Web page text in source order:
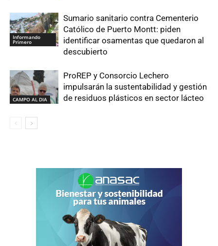
Informando
Primero
Sumario sanitario contra Cementerio
Católico de Puerto Montt: piden
identificar osamentas que quedaron al
descubierto
CAMPO AL DIA
ProREP y Consorcio Lechero
impulsarán la sustentabilidad y gestión
de residuos plásticos en sector lácteo